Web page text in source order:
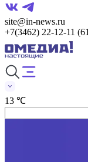
site@in-news.ru
+7(3462) 22-12-11
13 ℃